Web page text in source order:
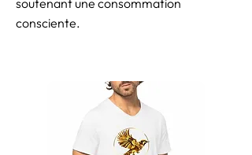
consciente.